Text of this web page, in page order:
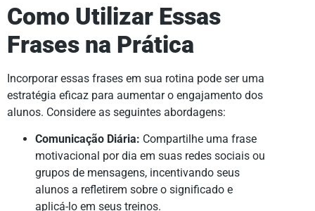
Como Utilizar Essas
Frases na Prática
Incorporar essas frases em sua rotina pode ser uma
estratégia eficaz para aumentar o engajamento dos
alunos. Considere as seguintes abordagens:
Comunicação Diária: Compartilhe uma frase
motivacional por dia em suas redes sociais ou
grupos de mensagens, incentivando seus
alunos a refletirem sobre o significado e
aplicá-lo em seus treinos.